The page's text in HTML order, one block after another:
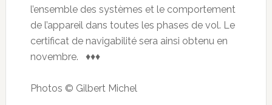
l’ensemble des systèmes et le comportement
de l’appareil dans toutes les phases de vol. Le
certificat de navigabilité sera ainsi obtenu en
novembre. ♦♦♦
Photos © Gilbert Michel